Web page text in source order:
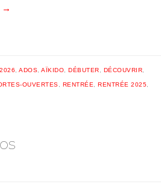
→
ADOS AÏKIDO DÉBUTER DÉCOUVRIR
OUVERTES RENTRÉE RENTRÉE 2025